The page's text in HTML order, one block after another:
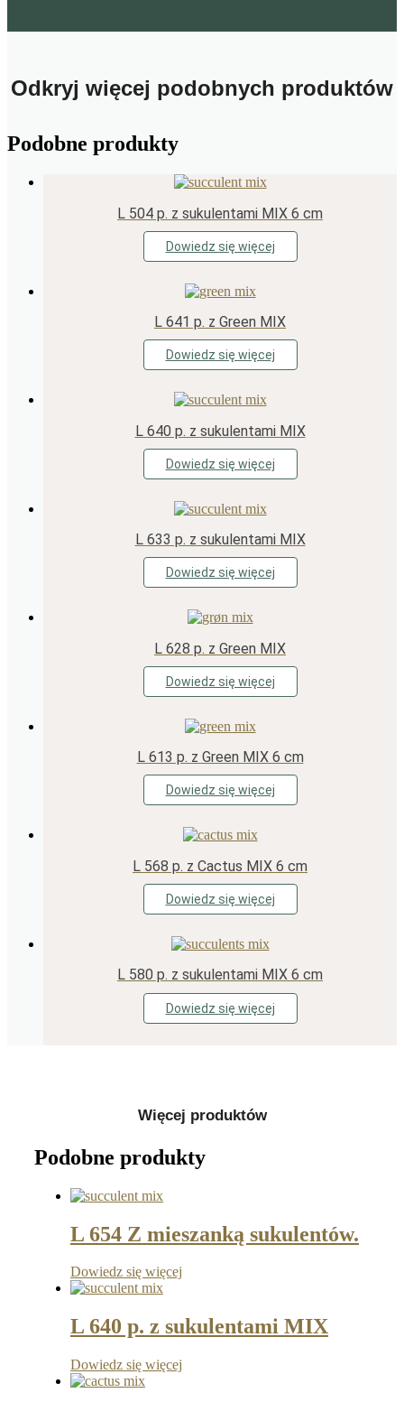
Odkryj więcej podobnych produktów
Podobne produkty
L 504 p. z sukulentami MIX 6 cm
Dowiedz się więcej
L 641 p. z Green MIX
Dowiedz się więcej
L 640 p. z sukulentami MIX
Dowiedz się więcej
L 633 p. z sukulentami MIX
Dowiedz się więcej
L 628 p. z Green MIX
Dowiedz się więcej
L 613 p. z Green MIX 6 cm
Dowiedz się więcej
L 568 p. z Cactus MIX 6 cm
Dowiedz się więcej
L 580 p. z sukulentami MIX 6 cm
Dowiedz się więcej
Więcej produktów
Podobne produkty
L 654 Z mieszanką sukulentów.
Dowiedz się więcej
L 640 p. z sukulentami MIX
Dowiedz się więcej